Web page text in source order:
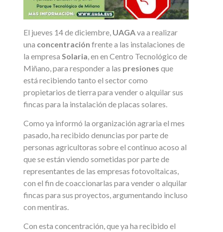
El jueves 14 de diciembre, UAGAva a realizar
una concentración frente a las instalaciones de
la empresa Solaria , en en Centro Tecnológico de
Miñano, para responder a las presiones que
está recibiendo tanto el sector como
propietarios de tierra para vender o alquilar sus
fincas para la instalación de placas solares.
Como ya informó la organización agraria el mes
pasado, ha recibido denuncias por parte de
personas agricultoras sobre el continuo acoso al
que se están viendo sometidas por parte de
representantes de las empresas fotovoltaicas,
con el fin de coaccionarlas para vender o alquilar
fincas para sus proyectos, argumentando incluso
con mentiras.
Con esta concentración, que ya ha recibido el